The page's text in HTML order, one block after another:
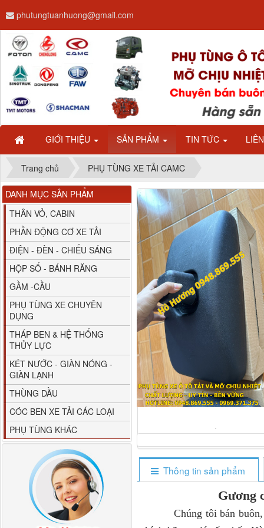
GIỚI THIỆU SẢN PHẨM TIN TỨC
phutungtuanhuong@gmail.com
Trang chủ PHỤ TÙNG XE TẢI CAMC
Thông tin sản phẩm
Gương
Chúng tôi bán buôn,
DANH MỤC SẢN PHẨM
THÂN VỎ, CABIN
PHẦN ĐỘNG CƠ XE TẢI
ĐIỆN - ĐÈN - CHIẾU SÁNG
HỘP SỐ - BÁNH RĂNG
GẦM -CẦU
PHỤ TÙNG XE CHUYÊN
DỤNG
THÁP BEN & HỆ THỐNG
THỦY LỰC
KÉT NƯỚC - GIÀN NÓNG -
GIÀN LẠNH
THÙNG DẦU
CÓC BEN XE TẢI CÁC LOẠI
PHỤ TÙNG KHÁC
Dây ga CAMC H08 dài
2.68m
Bình nước phụ
Chenglong hải âu...
80YHCB-60 Bơm xăng
dầu 60m3/h...
M4610162101A0 Tapbi